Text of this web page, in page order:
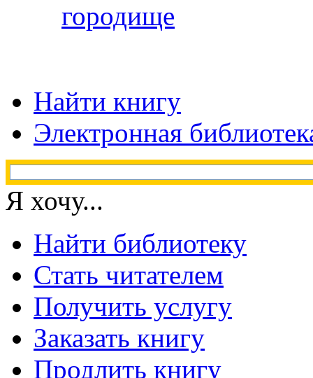
городище
Найти книгу
Электронная
Я хочу...
Найти библиотеку
Стать читателем
Получить услугу
Заказать книгу
Продлить книгу